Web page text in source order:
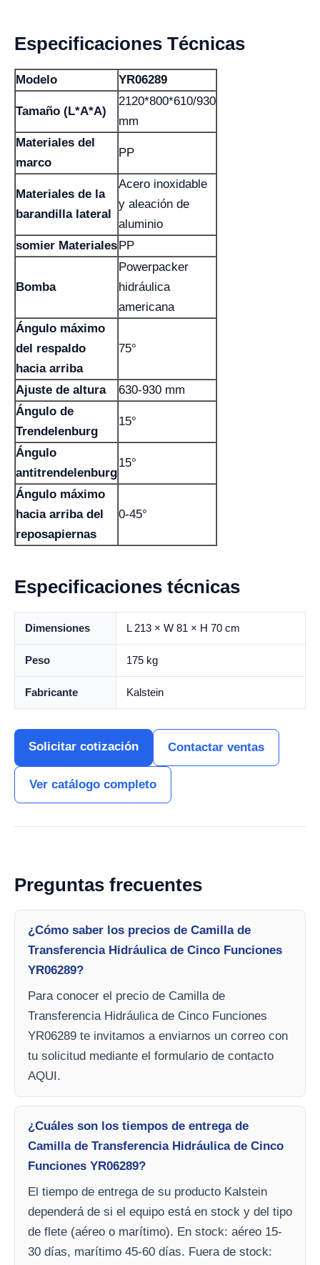
Especificaciones Técnicas
Modelo YR06289
Tamaño (L*A*A)
2120*800*610/930
mm
Materiales del
marco
PP
Materiales de la
barandilla lateral
Acero inoxidable
y aleación de
aluminio
somier MaterialesPP
Bomba
Powerpacker
hidráulica
americana
Ángulo máximo
del respaldo
hacia arriba
75°
Ajuste de altura
630-930 mm
Ángulo de
Trendelenburg
15°
Ángulo
antitrendelenburg
15°
Ángulo máximo
hacia arriba del
reposapiernas
0-45°
Especificaciones técnicas
Dimensiones L 213 × W 81 × H 70 cm
Peso 175 kg
Fabricante Kalstein
Solicitar cotización Contactar ventas
Ver catálogo completo
Preguntas frecuentes
¿Cómo saber los precios de Camilla de
Transferencia Hidráulica de Cinco Funciones
YR06289?
Para conocer el precio de Camilla de
Transferencia Hidráulica de Cinco Funciones
YR06289 te invitamos a enviarnos un correo con
tu solicitud mediante el formulario de contacto
AQUI.
¿Cuáles son los tiempos de entrega de
Camilla de Transferencia Hidráulica de Cinco
Funciones YR06289?
El tiempo de entrega de su producto Kalstein
dependerá de si el equipo está en stock y del tipo
de flete (aéreo o marítimo). En stock: aéreo 15-
30 días, marítimo 45-60 días. Fuera de stock: